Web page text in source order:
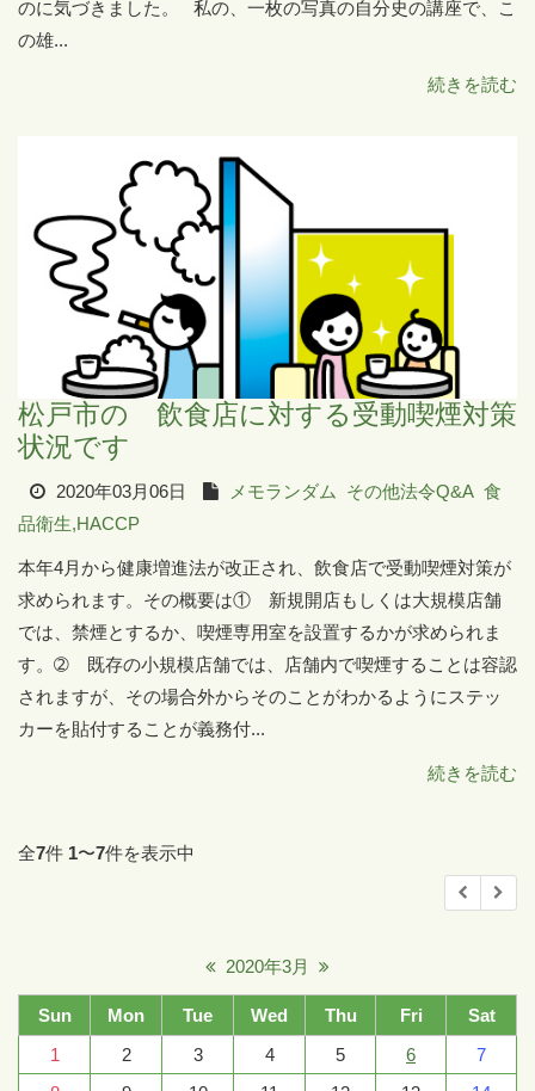
2020年3月
Sun Mon Tue Wed Thu Fri
Sat
1
2 3 4 5 6
7
のに気づきました。 私の、一枚の写真の自分史の講座で、こ
の雄...
続きを読む
松戸市の 飲食店に対する受動喫煙対策
状況です
2020年03月06日 メモランダム その他法令Q&A 食
品衛生,HACCP
本年4月から健康増進法が改正され、飲食店で受動喫煙対策が
求められます。その概要は① 新規開店もしくは大規模店舗
では、禁煙とするか、喫煙専用室を設置するかが求められま
す。➁ 既存の小規模店舗では、店舗内で喫煙することは容認
されますが、その場合外からそのことがわかるようにステッ
カーを貼付することが義務付...
続きを読む
全7件 1〜7件を表示中